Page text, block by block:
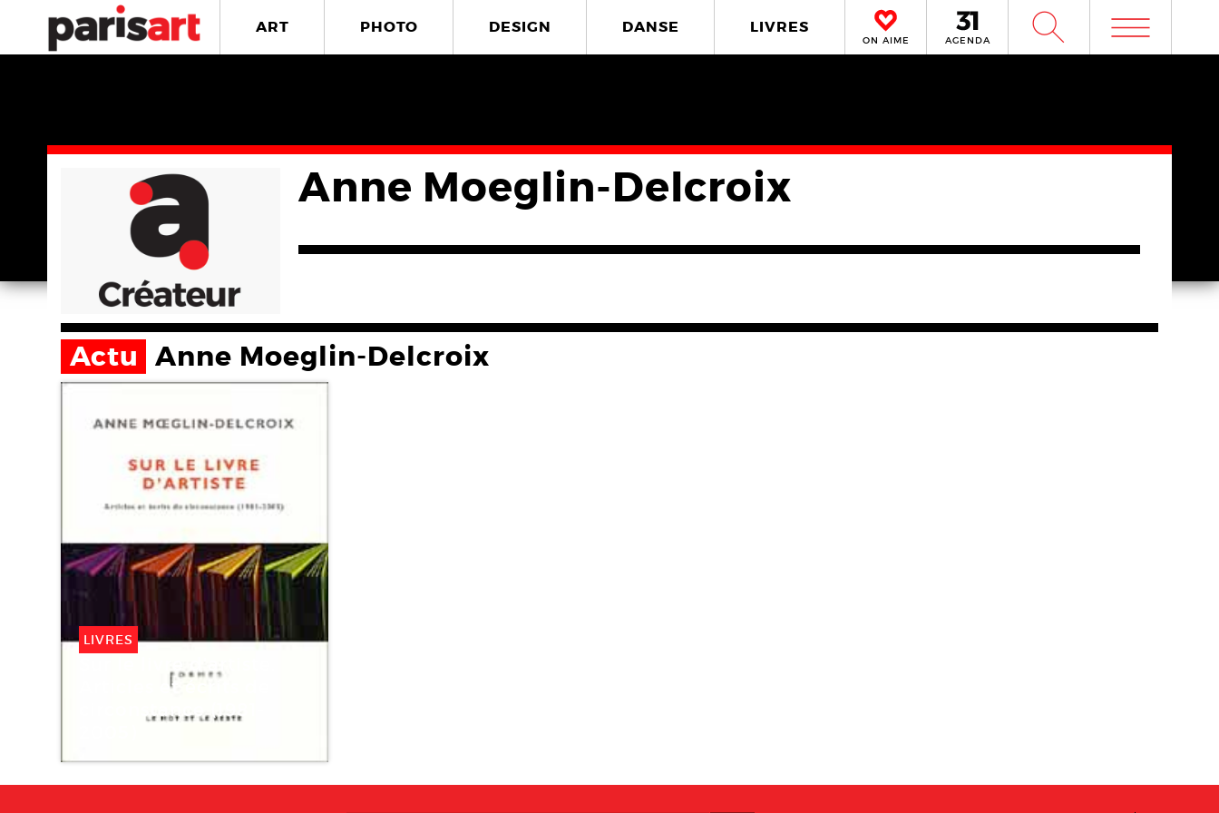
ART PHOTO DESIGN DANSE LIVRES
ON AIME AGENDA W m
Anne Moeglin-Delcroix
Actu Anne Moeglin-Delcroix
LIVRES
Articles et écrits de
circonstance (1981-